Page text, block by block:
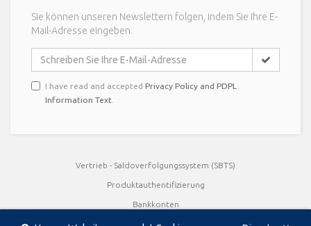
Sie können unseren Newslettern folgen, indem Sie Ihre E-
Mail-Adresse eingeben.
I have read and accepted Privacy Policy and PDPL
Information Text
Vertrieb - Saldoverfolgungssystem (SBTS)
Produktauthentifizierung
Bankkonten
Benutzerhandbücher